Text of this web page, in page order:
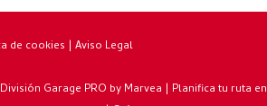
de cookies | Aviso Legal
División Garage PRO by Marvea | Planifica tu ruta